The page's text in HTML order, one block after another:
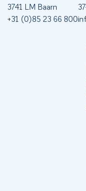
3741 LM Baarn
+31 (0)85 23 66 800